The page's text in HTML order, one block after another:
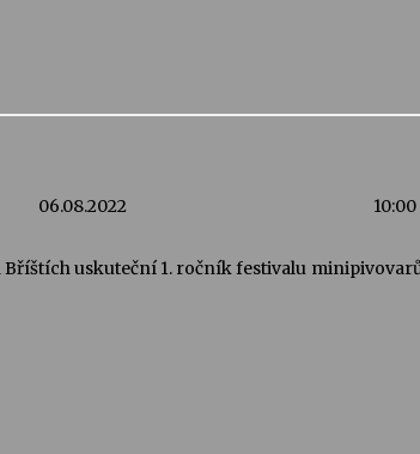
Vysočinka
06.08.2022 10:00
Bříštích uskuteční 1. ročník festivalu